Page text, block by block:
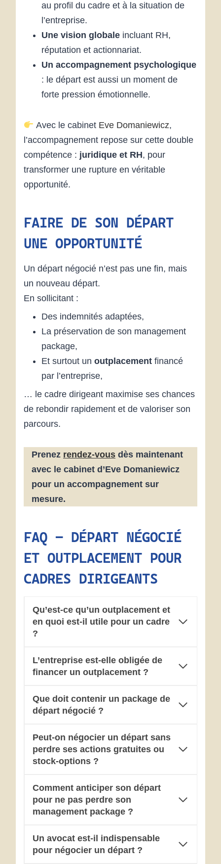
au profil du cadre et à la situation de
l’entreprise.
Une vision globale incluant RH,
réputation et actionnariat.
Un accompagnement psychologique
: le départ est aussi un moment de
forte pression émotionnelle.
Avec le cabinet Eve Domaniewicz,
l’accompagnement repose sur cette double
compétence : juridique et RH, pour
transformer une rupture en véritable
opportunité.
FAIRE DE SON DÉPART
UNE OPPORTUNITÉ
Un départ négocié n’est pas une fin, mais
un nouveau départ.
En sollicitant :
Des indemnités adaptées,
La préservation de son management
package,
Et surtout un outplacement financé
par l’entreprise,
… le cadre dirigeant maximise ses chances
de rebondir rapidement et de valoriser son
parcours.
Prenez rendez-vous dès maintenant
avec le cabinet d’Eve Domaniewicz
pour un accompagnement sur
mesure.
FAQ – DÉPART NÉGOCIÉ
ET OUTPLACEMENT POUR
CADRES DIRIGEANTS
Qu’est-ce qu’un outplacement et
en quoi est-il utile pour un cadre
?
L’entreprise est-elle obligée de
financer un outplacement ?
Que doit contenir un package de
départ négocié ?
Peut-on négocier un départ sans
perdre ses actions gratuites ou
stock-options ?
Comment anticiper son départ
pour ne pas perdre son
management package ?
Un avocat est-il indispensable
pour négocier un départ ?